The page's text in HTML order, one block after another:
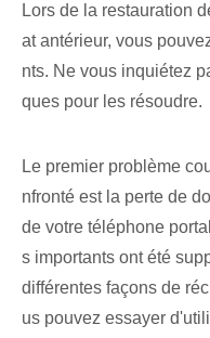
Lors de la restauration
at antérieur, vous
nts. Ne vous inquiétez
ques pour les résoudre.
Le premier ⁤problème
nfronté​ est la perte de
de votre téléphone
s importants ont été
différentes⁢ façons⁢ de⁤
us pouvez essayer